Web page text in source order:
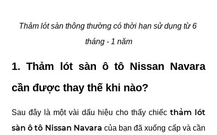
Thảm lót sàn thông thường có thời hạn sử dụng từ 6
tháng - 1 năm
1. Thảm lót sàn ô tô Nissan Navara
cần được thay thế khi nào?
Sau đây là một vài dấu hiệu cho thấy chiếc thảm lót
sàn ô tô Nissan Navara của bạn đã xuống cấp và cần